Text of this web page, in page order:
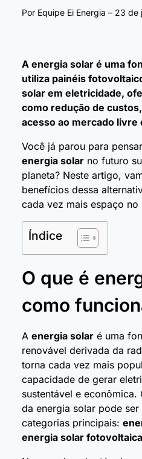
Por Equipe Ei Energia – 23 de
A energia solar é uma
utiliza painéis
solar em eletricidade,
como redução de
acesso ao mercado livre
Você já parou para
energia solarno futuro
planeta? Neste artigo,
benefícios dessa
cada vez mais espaço no
Índice
O que é
como
A energia solaré uma
renovável derivada da
torna cada vez mais
capacidade de gerar
sustentável e
da energia solar pode
categorias principais:
energia solar fotovoltaica